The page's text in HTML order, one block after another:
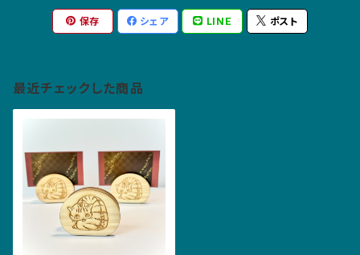
保存 シェア LINE ポスト
最近チェックした商品